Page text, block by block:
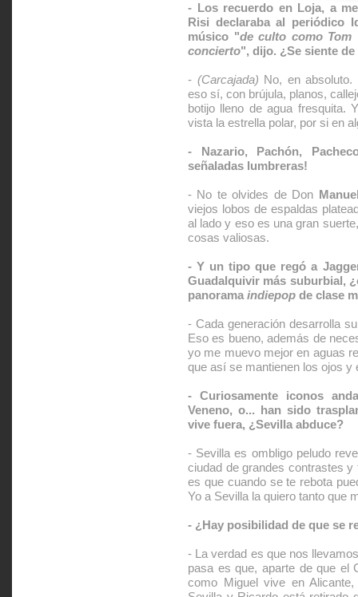
- Los recuerdo en Loja, a
Risi declaraba al periódico
músico "de culto como Tom
concierto", dijo. ¿Se siente
- (Carcajada) No, en
eso sí, con brújula, planos,
botijo lleno de agua fresquita.
vista la estrella polar, por si en
- Nazario, Pachón,
señaladas lumbreras!
- No te olvides de Don
viejos lobos de espaldas
al lado y eso es una gran
cosas valiosas.
- Y un tipo que regó a
Guadalquivir más suburbial,
panorama indiepop de clase
- Cada generación desarrolla
Eso es bueno, además de
yo me muevo mejor en aguas
que así se mantienen los ojos y
- Curiosamente iconos
Veneno, o... han sido
vive fuera, ¿Sevilla abduce?
- Sevilla es ombligo peludo
ciudad de grandes contrastes
es que cuando se te rebota
Yo a Sevilla la quiero tanto que
- ¿Hay posibilidad de que se
- La verdad es que nos
pasa es que, aparte de que el
como Miguel vive en